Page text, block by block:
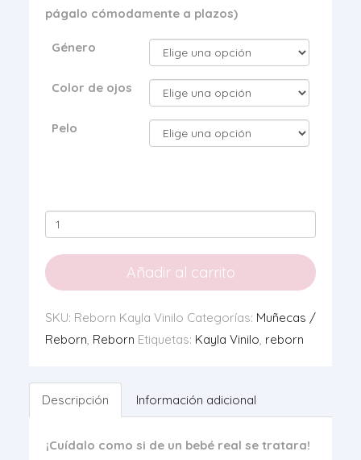
págalo cómodamente a plazos)
Género
Color de ojos
Pelo
Reborn
Kayla
Vinilo
cantidad
Añadir al carrito
SKU: Reborn Kayla Vinilo Categorías: Muñecas /
Reborn, Reborn Etiquetas: Kayla Vinilo, reborn
Descripción Información adicional
¡Cuídalo como si de un bebé real se tratara!